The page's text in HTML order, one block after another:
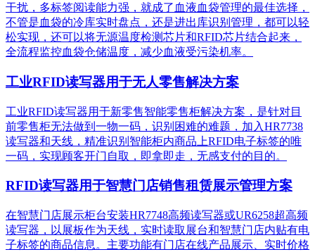
干扰，多标签阅读能力强，就成了血液血袋管理的最佳选择，
不管是血袋的冷库实时盘点，还是进出库识别管理，都可以轻
松实现，还可以将无源温度检测芯片和RFID芯片结合起来，
全流程监控血袋仓储温度，减少血液受污染机率。
工业RFID读写器用于无人零售解决方案
工业RFID读写器用于新零售智能零售柜解决方案，是针对目
前零售柜无法做到一物一码，识别困难的难题，加入HR7738
读写器和天线，精准识别​智能柜内商品上RFID电子标签的唯
一码，实现顾客开门自取，即拿即走，无感支付的目的。
RFID读写器用于智慧门店销售租赁展示管理方案
在智慧门店展示柜台安装HR7748高频读写器或UR6258超高频
读写器，以展板作为天线，实时读取展台和智慧门店内贴有电
子标签的商品信息。主要功能有门店在线产品展示、实时价格